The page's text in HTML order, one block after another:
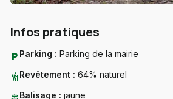
Infos pratiques
local_parking Parking : Parking de la mairie
hikingRevêtement : 64% naturel
Balisage : jaune